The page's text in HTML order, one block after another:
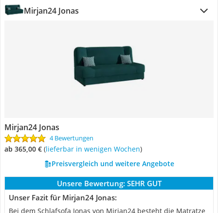
Mirjan24 Jonas
Mirjan24 Jonas
4 Bewertungen
ab 365,00 € ( Lieferbar in wenigen Wochen)
Preisvergleich und weitere Angebote
Unsere Bewertung: SEHR GUT
Unser Fazit für Mirjan24 Jonas:
Bei dem Schlafsofa Jonas von Mirjan24 besteht die Matratze